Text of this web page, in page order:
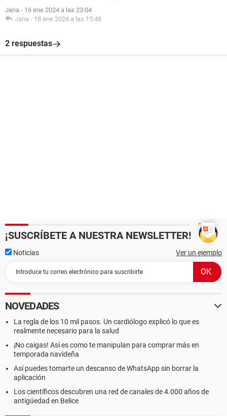
Jana - 16 ene 2024 a las 23:04
Jana - 18 ene 2024 a las 15:48
2 respuestas
¡SUSCRÍBETE A NUESTRA NEWSLETTER!
Noticias Ver un ejemplo
NOVEDADES
La regla de los 10 mil pasos. Un cardiólogo explicó lo que es
realmente necesario para la salud
¡No caigas! Así es como te manipulan para comprar más en
temporada navideña
Así puedes tomarte un descanso de WhatsApp sin borrar la
aplicación
Los científicos descubren una red de canales de 4.000 años de
antigüedad en Belice